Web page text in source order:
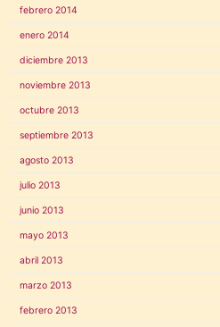
febrero 2014
enero 2014
diciembre 2013
noviembre 2013
octubre 2013
septiembre 2013
agosto 2013
julio 2013
junio 2013
mayo 2013
abril 2013
marzo 2013
febrero 2013